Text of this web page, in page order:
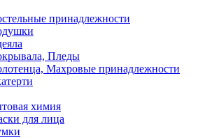
принадлежности
Пледы
Махровые принадлежности
химия
для лица